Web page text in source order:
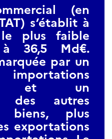
(en
s’établit à
plus faible
36,5 Md€.
par un
et un
des autres
biens, plus
exportations